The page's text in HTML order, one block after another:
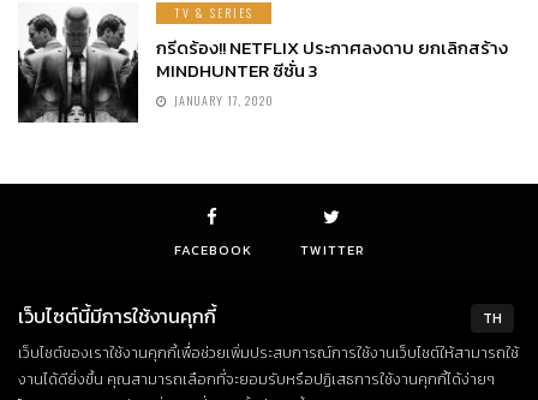
TV & SERIES
กรีดร้อง!! NETFLIX ประกาศลงดาบ ยกเลิกสร้าง
MINDHUNTER ซีซั่น 3
JANUARY 17, 2020
FACEBOOK TWITTER
© Copyright 2018. All Rights Reserved
TH
เว็บไซต์นี้มีการใช้งานคุกกี้
เว็บไซต์ของเราใช้งานคุกกี้เพื่อช่วยเพิ่มประสบการณ์การใช้งานเว็บไซต์ให้สามารถใช้
งานได้ดียิ่งขึ้น คุณสามารถเลือกที่จะยอมรับหรือปฏิเสธการใช้งานคุกกี้ได้ง่ายๆ